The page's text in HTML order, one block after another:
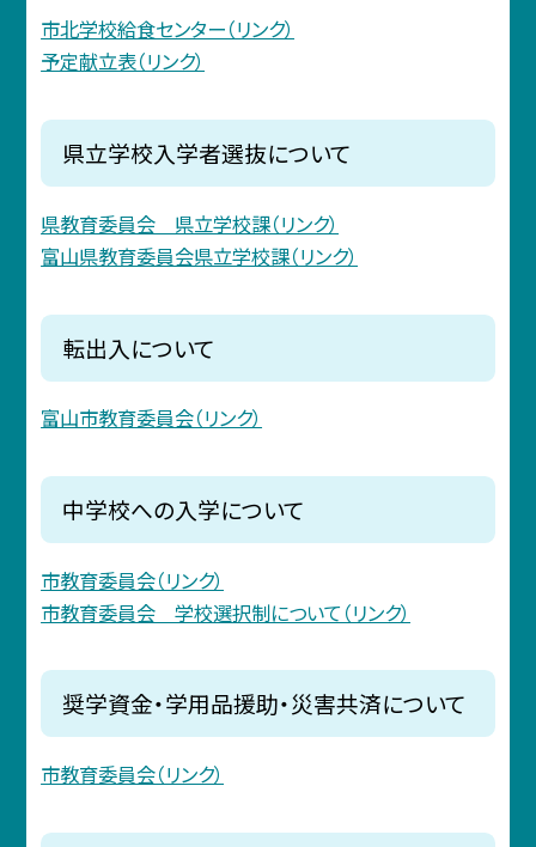
市北学校給食センター（リンク）
予定献立表（リンク）
県立学校入学者選抜について
県教育委員会 県立学校課（リンク）
富山県教育委員会県立学校課（リンク）
転出入について
富山市教育委員会（リンク）
中学校への入学について
市教育委員会（リンク）
市教育委員会 学校選択制について（リンク）
奨学資金・学用品援助・災害共済について
市教育委員会（リンク）